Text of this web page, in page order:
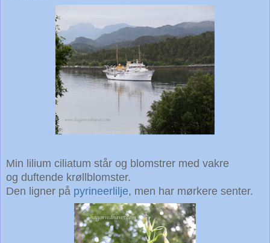
Min lilium ciliatum står og blomstrer med vakre
og duftende krøllblomster.
Den ligner på pyrineerlilje, men har mørkere senter.